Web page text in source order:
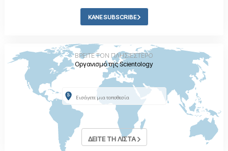
ΚΑΝΕ SUBSCRIBE
ΒΡΕΙΤΕ ΤΟΝ ΠΛΗΣΙΕΣΤΕΡΟ
Οργανισμό της Scientology
ΔΕΙΤΕ ΤΗ ΛΙΣΤΑ